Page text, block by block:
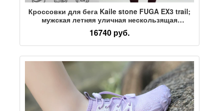
Кроссовки для бега Kaile stone FUGA EX3 trail;
мужская летняя уличная нескользящая
спортивная обувь; дышащие легкие кроссовки
для бега; женские
16740 руб.